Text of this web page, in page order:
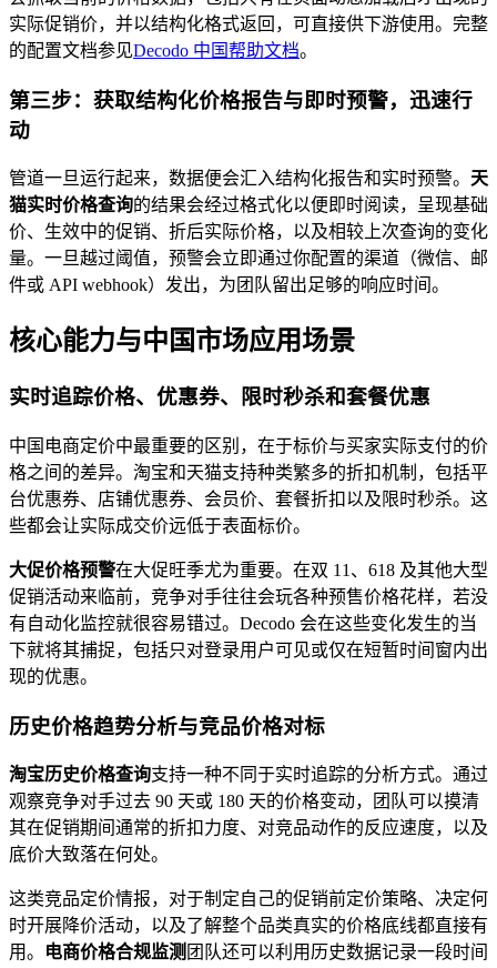
实际促销价，并以结构化格式返回，可直接供下游使用。完整
的配置文档参见Decodo 中国帮助文档。
第三步：获取结构化价格报告与即时预警，迅速行
动
管道一旦运行起来，数据便会汇入结构化报告和实时预警。 天
猫实时价格查询的结果会经过格式化以便即时阅读，呈现基础
价、生效中的促销、折后实际价格，以及相较上次查询的变化
量。一旦越过阈值，预警会立即通过你配置的渠道（微信、邮
件或 API webhook）发出，为团队留出足够的响应时间。
核心能力与中国市场应用场景
实时追踪价格、优惠券、限时秒杀和套餐优惠
中国电商定价中最重要的区别，在于标价与买家实际支付的价
格之间的差异。淘宝和天猫支持种类繁多的折扣机制，包括平
台优惠券、店铺优惠券、会员价、套餐折扣以及限时秒杀。这
些都会让实际成交价远低于表面标价。
大促价格预警在大促旺季尤为重要。在双 11、618 及其他大型
促销活动来临前，竞争对手往往会玩各种预售价格花样，若没
有自动化监控就很容易错过。Decodo 会在这些变化发生的当
下就将其捕捉，包括只对登录用户可见或仅在短暂时间窗内出
现的优惠。
历史价格趋势分析与竞品价格对标
淘宝历史价格查询支持一种不同于实时追踪的分析方式。通过
观察竞争对手过去 90 天或 180 天的价格变动，团队可以摸清
其在促销期间通常的折扣力度、对竞品动作的反应速度，以及
底价大致落在何处。
这类竞品定价情报，对于制定自己的促销前定价策略、决定何
时开展降价活动，以及了解整个品类真实的价格底线都直接有
用。
电商价格合规监测 团队还可以利用历史数据记录一段时间